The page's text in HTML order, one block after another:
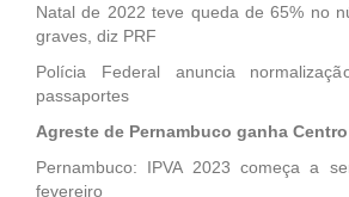
Natal de 2022 teve queda de 65% no
graves, diz PRF
Polícia Federal anuncia
passaportes
Agreste de Pernambuco ganha
Pernambuco: IPVA 2023 começa a
fevereiro